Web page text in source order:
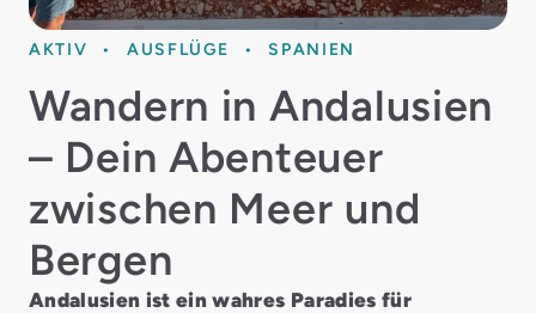
AKTIV AUSFLÜGE SPANIEN
Wandern in Andalusien
– Dein Abenteuer
zwischen Meer und
Bergen
Andalusien ist ein wahres Paradies für